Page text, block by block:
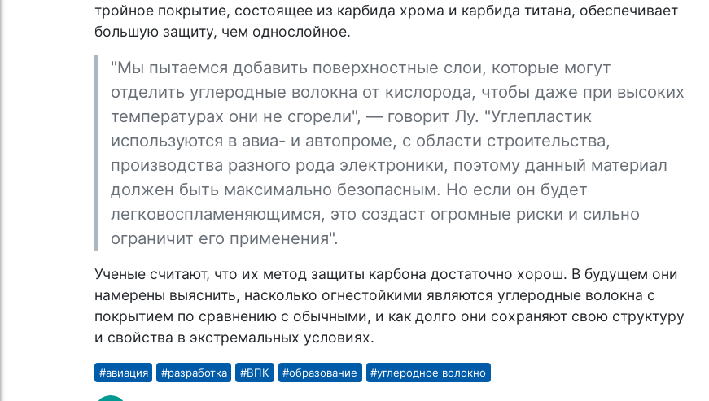
тройное покрытие, состоящее из карбида хрома и карбида титана, обеспечивает
большую защиту, чем однослойное.
"Мы пытаемся добавить поверхностные слои, которые могут
отделить углеродные волокна от кислорода, чтобы даже при высоких
температурах они не сгорели", — говорит Лу. "Углепластик
используются в авиа- и автопроме, с области строительства,
производства разного рода электроники, поэтому данный материал
должен быть максимально безопасным. Но если он будет
легковоспламеняющимся, это создаст огромные риски и сильно
ограничит его применения".
Ученые считают, что их метод защиты карбона достаточно хорош. В будущем они
намерены выяснить, насколько огнестойкими являются углеродные волокна с
покрытием по сравнению с обычными, и как долго они сохраняют свою структуру
и свойства в экстремальных условиях.
#авиация #разработка #ВПК #образование #углеродное волокно